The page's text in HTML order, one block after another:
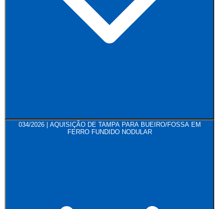
034/2026 | AQUISIÇÃO DE TAMPA PARA BUEIRO/FOSSA EM
FERRO FUNDIDO NODULAR